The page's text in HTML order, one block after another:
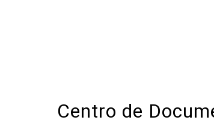
Centro de